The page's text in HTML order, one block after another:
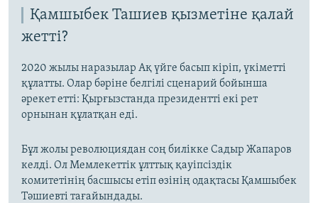
Қамшыбек Ташиев қызметіне қалай
жетті?
2020 жылы наразылар Ақ үйге басып кіріп, үкіметті
құлатты. Олар бәріне белгілі сценарий бойынша
әрекет етті: Қырғызстанда президентті екі рет
орнынан құлатқан еді.
Бұл жолы революциядан соң билікке Садыр Жапаров
келді. Ол Мемлекеттік ұлттық қауіпсіздік
комитетінің басшысы етіп өзінің одақтасы Қамшыбек
Тәшиевті тағайындады.